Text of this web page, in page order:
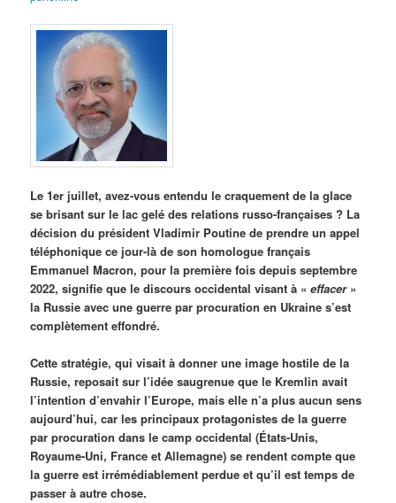
Le 1er juillet, avez-vous entendu le craquement de la glace
se brisant sur le lac gelé des relations russo-françaises ? La
décision du président Vladimir Poutine de prendre un appel
téléphonique ce jour-là de son homologue français
Emmanuel Macron, pour la première fois depuis septembre
2022, signifie que le discours occidental visant à «effacer »
la Russie avec une guerre par procuration en Ukraine s’est
complètement effondré.
Cette stratégie, qui visait à donner une image hostile de la
Russie, reposait sur l’idée saugrenue que le Kremlin avait
l’intention d’envahir l’Europe, mais elle n’a plus aucun sens
aujourd’hui, car les principaux protagonistes de la guerre
par procuration dans le camp occidental (États-Unis,
Royaume-Uni, France et Allemagne) se rendent compte que
la guerre est irrémédiablement perdue et qu’il est temps de
passer à autre chose.